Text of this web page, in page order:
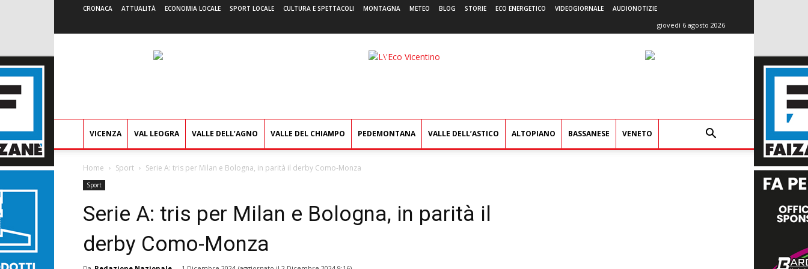
CRONACA ATTUALITÀ ECONOMIA LOCALE SPORT LOCALE CULTURA E SPETTACOLI MONTAGNA METEO BLOG STORIE ECO ENERGETICO VIDEOGIORNALE AUDIONOTIZIE
giovedì 6 agosto 2026
L'Eco
VICENZA VAL LEOGRA VALLE DELL’AGNO VALLE DEL CHIAMPO PEDEMONTANA VALLE DELL’ASTICO ALTOPIANO BASSANESE VENETO
Home Sport Serie A: tris per Milan e Bologna, in parità il derby Como-Monza
Sport
Serie A: tris per Milan e Bologna, in parità il
derby Como-Monza